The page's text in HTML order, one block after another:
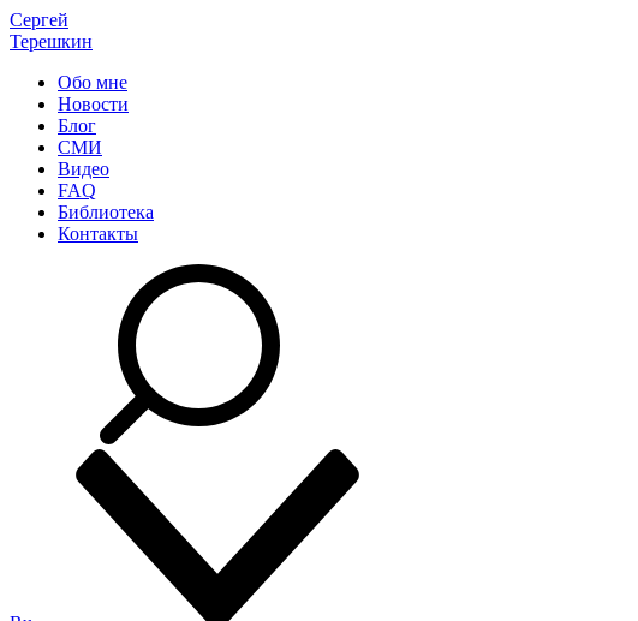
Сергей
Терешкин
Обо мне
Новости
Блог
СМИ
Видео
FAQ
Библиотека
Контакты